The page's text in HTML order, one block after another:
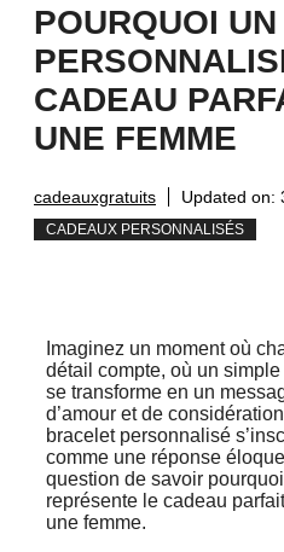
POURQUOI
CADEAU
UNE FEMME
cadeauxgratuits Updated on:
CADEAUX PERSONNALISÉS
Imaginez un moment où
détail compte, où un
se transforme en un
d’amour et de
bracelet personnalisé
comme une réponse
question de savoir pourquoi
représente le cadeau
une femme.